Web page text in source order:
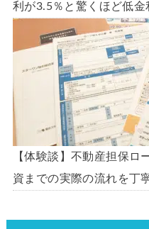
利が3.5％と驚くほど低金
【体験談】不動産担保ロ
資までの実際の流れを丁